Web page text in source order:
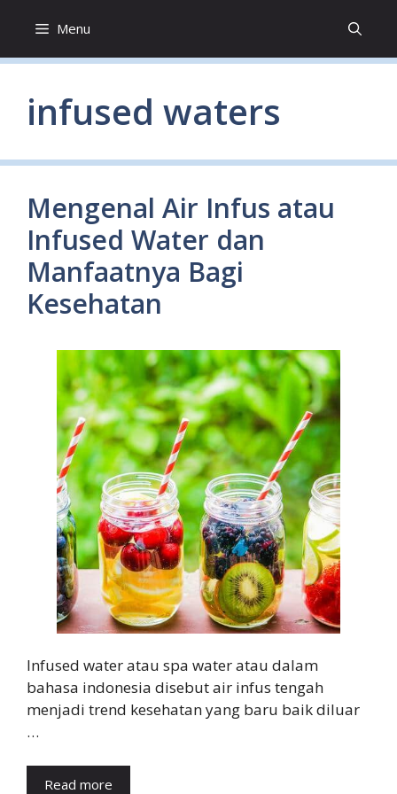
content
Menu
infused waters
Mengenal Air Infus atau
Infused Water dan
Manfaatnya Bagi
Kesehatan
Infused water atau spa water atau dalam
bahasa indonesia disebut air infus tengah
menjadi trend kesehatan yang baru baik diluar
…
Read more